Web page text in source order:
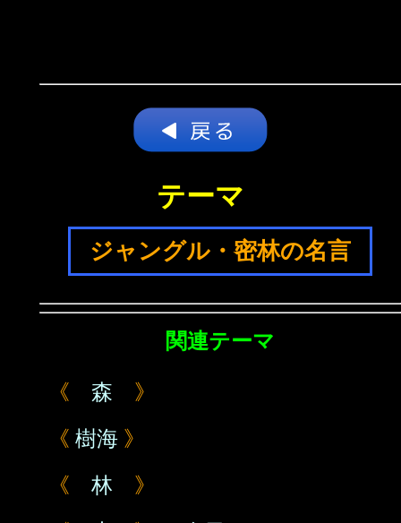
テーマ
ジャングル・密林の名言
関連テーマ
《 森 》
《 樹海 》
《 林 》